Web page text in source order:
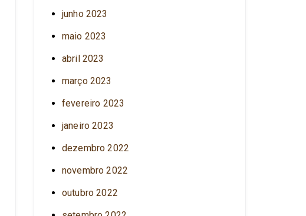
junho 2023
maio 2023
abril 2023
março 2023
fevereiro 2023
janeiro 2023
dezembro 2022
novembro 2022
outubro 2022